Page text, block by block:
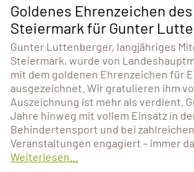
Goldenes Ehrenzeichen
Steiermark für Gunter
Gunter Luttenberger, langjähriges
Steiermark, wurde von
mit dem goldenen Ehrenzeichen für
ausgezeichnet. Wir gratulieren ihm
Auszeichnung ist mehr als verdient.
Jahre hinweg mit vollem Einsatz in
Behindertensport und bei
Veranstaltungen engagiert – immer
Weiterlesen...